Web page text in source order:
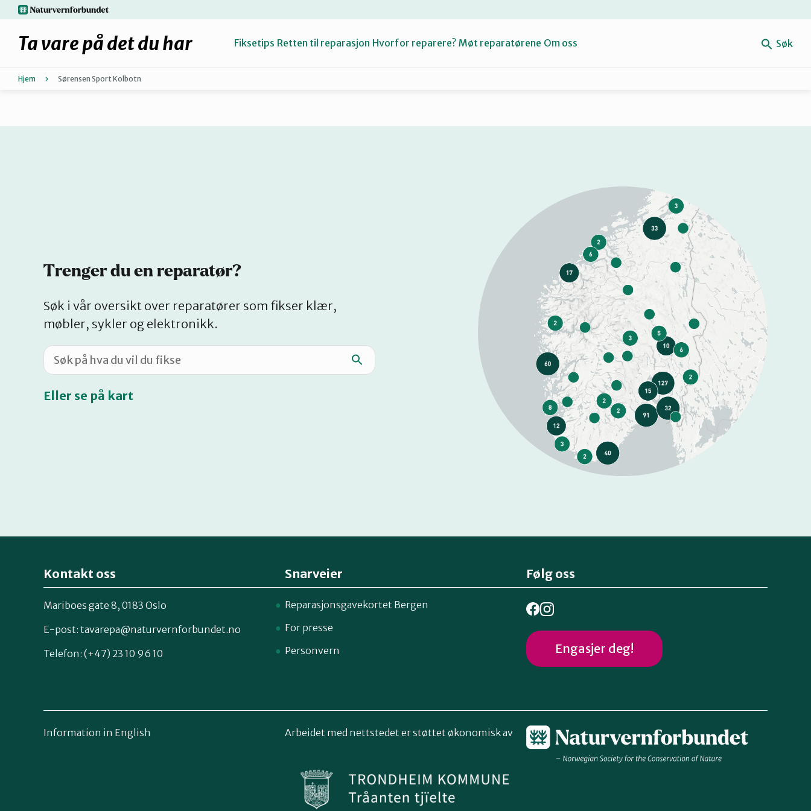
Hopp
til
hovedinnhold
Retten til reparasjon
naturvernforbundet.no
Ta vare på det du har Fiksetips Retten til reparasjon Hvorfor reparere? Møt reparatørene Om oss Søk
Hjem Sørensen Sport Kolbotn
Trenger du en reparatør?
Søk i vår oversikt over reparatører som fikser klær,
møbler, sykler og elektronikk.
Eller se på kart
Kontakt oss
Mariboes gate 8, 0183 Oslo
E-post: tavarepa@naturvernforbundet.no
Telefon: (+47) 23 10 96 10
Snarveier
Reparasjonsgavekortet Bergen
For presse
Personvern
Følg oss
Engasjer deg!
Information in English Arbeidet med nettstedet er støttet økonomisk av